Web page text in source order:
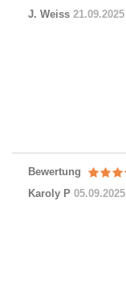
J. Weiss 21.09.2025
Bewertung
Karoly P 05.09.2025